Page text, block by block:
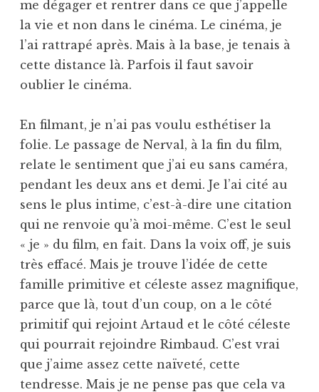
me dégager et rentrer dans ce que j’appelle
la vie et non dans le cinéma. Le cinéma, je
l’ai rattrapé après. Mais à la base, je tenais à
cette distance là. Parfois il faut savoir
oublier le cinéma.
En filmant, je n’ai pas voulu esthétiser la
folie. Le passage de Nerval, à la fin du film,
relate le sentiment que j’ai eu sans caméra,
pendant les deux ans et demi. Je l’ai cité au
sens le plus intime, c’est-à-dire une citation
qui ne renvoie qu’à moi-même. C’est le seul
« je » du film, en fait. Dans la voix off, je suis
très effacé. Mais je trouve l’idée de cette
famille primitive et céleste assez magnifique,
parce que là, tout d’un coup, on a le côté
primitif qui rejoint Artaud et le côté céleste
qui pourrait rejoindre Rimbaud. C’est vrai
que j’aime assez cette naïveté, cette
tendresse. Mais je ne pense pas que cela va